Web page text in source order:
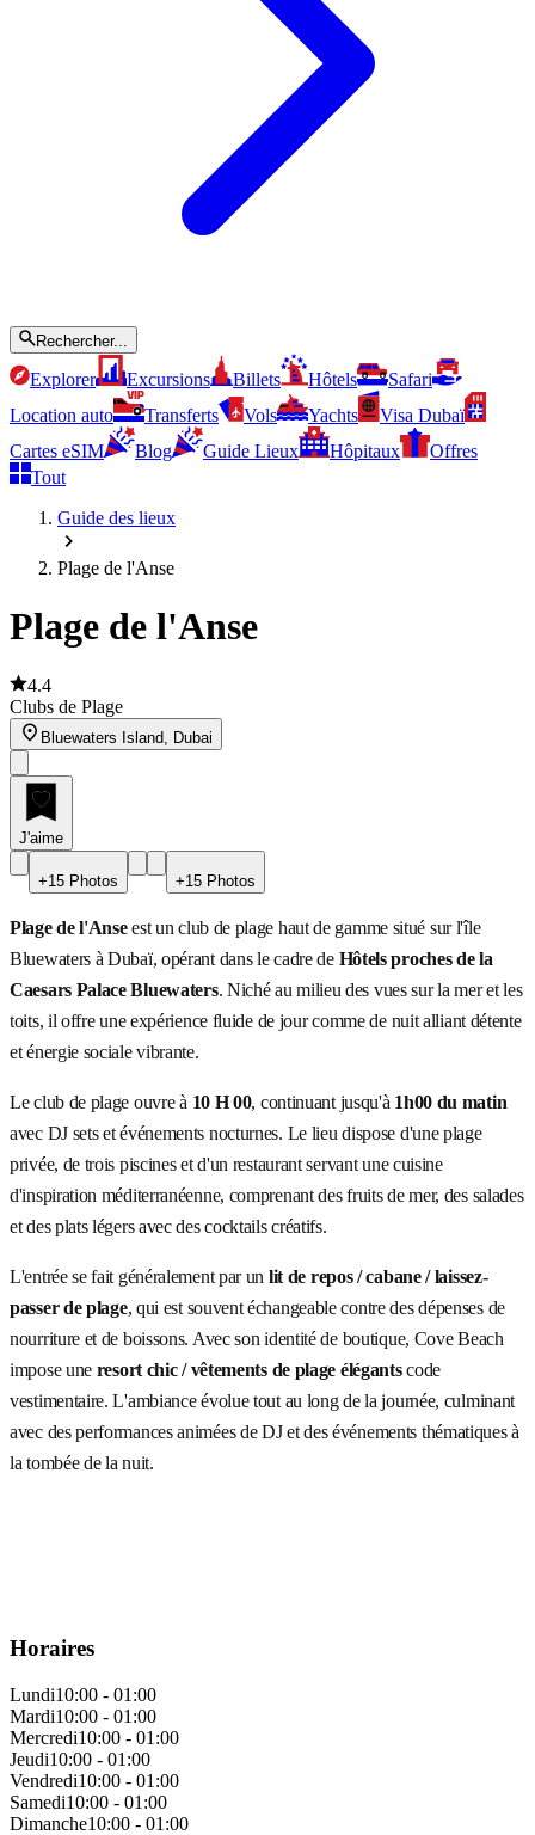
Rechercher...
Explorer Excursions Billets Hôtels
Safari
Location auto
Transferts Vols Yachts
Visa Dubaï
Cartes eSIM
Blog Guide Lieux Hôpitaux
Offres
Tout
Guide des lieux
Plage de l'Anse
Plage de l'Anse
4.4
Clubs de Plage
Bluewaters Island, Dubai
J'aime
+15 Photos +15 Photos
Plage de l'Anseest un club de plage haut de gamme situé sur l'île
Bluewaters à Dubaï, opérant dans le cadre de Hôtels proches de la
Caesars Palace Bluewaters. Niché au milieu des vues sur la mer et les
toits, il offre une expérience fluide de jour comme de nuit alliant détente
et énergie sociale vibrante.
Le club de plage ouvre à 10 H 00, continuant jusqu'à 1h00 du matin
avec DJ sets et événements nocturnes. Le lieu dispose d'une plage
privée, de trois piscines et d'un restaurant servant une cuisine
d'inspiration méditerranéenne, comprenant des fruits de mer, des salades
et des plats légers avec des cocktails créatifs.
L'entrée se fait généralement par un lit de repos / cabane / laissez-
passer de plage, qui est souvent échangeable contre des dépenses de
nourriture et de boissons. Avec son identité de boutique, Cove Beach
impose une resort chic / vêtements de plage élégantscode
vestimentaire. L'ambiance évolue tout au long de la journée, culminant
avec des performances animées de DJ et des événements thématiques à
la tombée de la nuit.
Horaires
Lundi10:00 - 01:00
Mardi10:00 - 01:00
Mercredi10:00 - 01:00
Jeudi10:00 - 01:00
Vendredi10:00 - 01:00
Samedi10:00 - 01:00
Dimanche10:00 - 01:00